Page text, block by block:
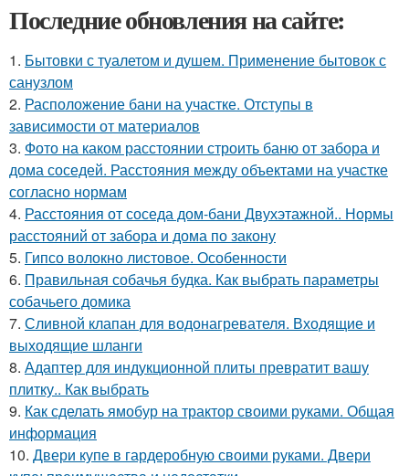
Последние обновления на сайте:
1. Бытовки с туалетом и душем. Применение бытовок с
санузлом
2. Расположение бани на участке. Отступы в
зависимости от материалов
3. Фото на каком расстоянии строить баню от забора и
дома соседей. Расстояния между объектами на участке
согласно нормам
4. Расстояния от соседа дом-бани Двухэтажной.. Нормы
расстояний от забора и дома по закону
5. Гипсо волокно листовое. Особенности
6. Правильная собачья будка. Как выбрать параметры
собачьего домика
7. Сливной клапан для водонагревателя. Входящие и
выходящие шланги
8. Адаптер для индукционной плиты превратит вашу
плитку.. Как выбрать
9. Как сделать ямобур на трактор своими руками. Общая
информация
10. Двери купе в гардеробную своими руками. Двери